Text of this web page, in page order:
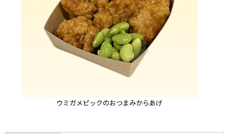
ウミガメピックのおつまみからあげ